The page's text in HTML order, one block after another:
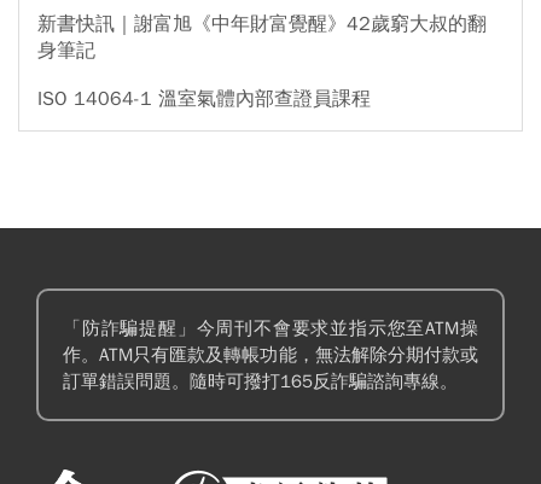
新書快訊｜謝富旭《中年財富覺醒》42歲窮大叔的翻
身筆記
ISO 14064-1 溫室氣體內部查證員課程
「防詐騙提醒」今周刊不會要求並指示您至ATM操
作。ATM只有匯款及轉帳功能，無法解除分期付款或
訂單錯誤問題。隨時可撥打165反詐騙諮詢專線。